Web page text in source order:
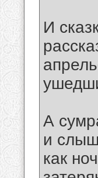
И
А
и
как